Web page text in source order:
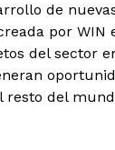
de
por WIN
del sector
resto del